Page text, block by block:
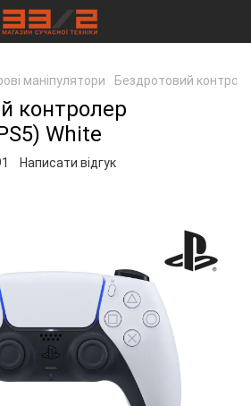
маніпулятори Бездротовий
контролер
White
Написати відгук